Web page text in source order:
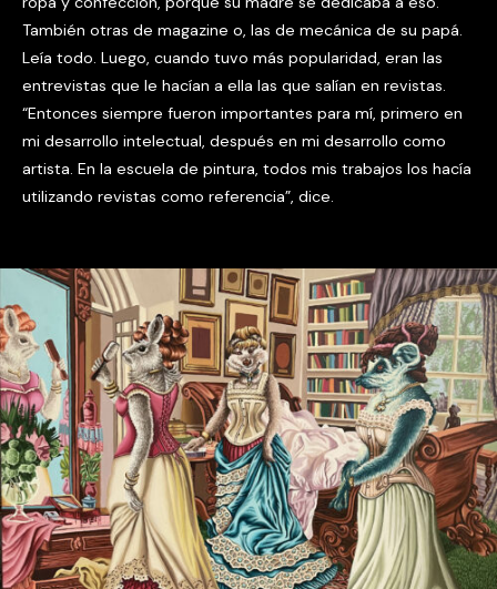
También otras de magazine o, las de mecánica de su papá.
Leía todo. Luego, cuando tuvo más popularidad, eran las
entrevistas que le hacían a ella las que salían en revistas.
“Entonces siempre fueron importantes para mí, primero en
mi desarrollo intelectual, después en mi desarrollo como
artista. En la escuela de pintura, todos mis trabajos los hacía
utilizando revistas como referencia”, dice.